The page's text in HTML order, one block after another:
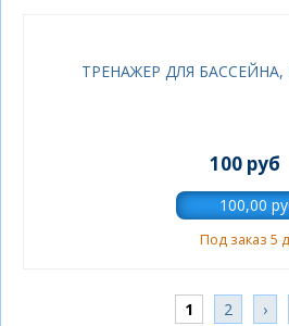
ТРЕНАЖЕР ДЛЯ БАССЕЙНА,
100 руб
Под заказ 5
1 2 ›